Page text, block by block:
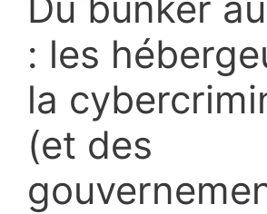
: les
la
(et des